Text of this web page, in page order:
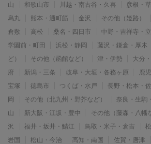
山
和歌山市 川越・南古谷・久喜 彦根・
烏丸
熊本・通町筋 金沢 その他（姫路）
倉敷
高松 桑名・四日市 中野・吉祥寺・立
学園前・町田
浜松・静岡 藤沢・鎌倉・厚木
ど）
その他（函館など） 津・伊勢 大分
府
新潟・三条 岐阜・大垣・各務ヶ原 鹿
宝塚
徳島市 つくば・水戸 長野・松本・
岡
その他（北九州・野芥など） 奈良・生駒
山
新大阪・江坂・豊中 その他（藤森・八幡
沢
福井・坂井・鯖江 鳥取・米子・倉吉
岩国
松山・今治 高知・南国 佐賀・唐津